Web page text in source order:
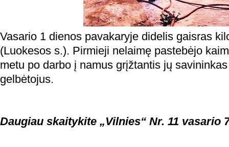
Vasario 1 dienos pavakaryje didelis gaisras
(Luokesos s.). Pirmieji nelaimę pastebėjo
metu po darbo į namus grįžtantis jų
gelbėtojus.
Daugiau skaitykite „Vilnies“ Nr. 11 vasario